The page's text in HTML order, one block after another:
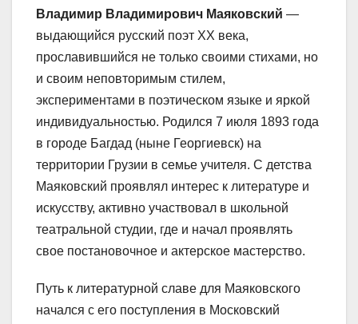
Владимир Владимирович Маяковский —
выдающийся русский поэт XX века,
прославившийся не только своими стихами, но
и своим неповторимым стилем,
экспериментами в поэтическом языке и яркой
индивидуальностью. Родился 7 июля 1893 года
в городе Багдад (ныне Георгиевск) на
территории Грузии в семье учителя. С детства
Маяковский проявлял интерес к литературе и
искусству, активно участвовал в школьной
театральной студии, где и начал проявлять
свое постановочное и актерское мастерство.
Путь к литературной славе для Маяковского
начался с его поступления в Московский